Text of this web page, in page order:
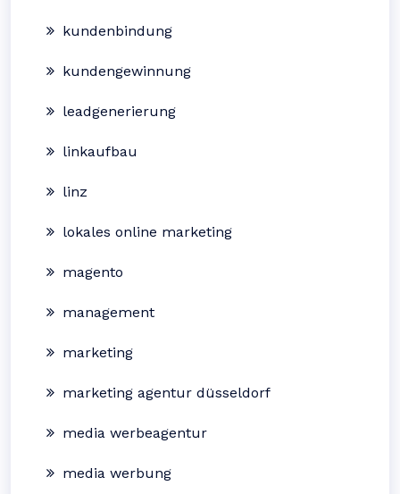
kundenbindung
kundengewinnung
leadgenerierung
linkaufbau
linz
lokales online marketing
magento
management
marketing
marketing agentur düsseldorf
media werbeagentur
media werbung